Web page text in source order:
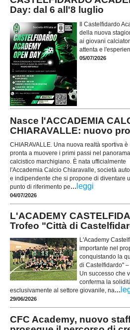
Day: dal 6 all'8 luglio
Il Castelfidardo
della nuova
ai giovani
attenta e
05/07/2026
Nasce l'ACCADEMIA
CHIARAVALLE: nuovo
CHIARAVALLE. Una nuova realtà sportiva è
pronta a muovere i primi passi nel panorama
calcistico marchigiano. È nata ufficialmente
l'Accademia Calcio Chiaravalle, società
e indipendente che si propone di diventare
punto di riferimento pe... leggi
04/07/2026
L'ACADEMY
Trofeo "Città di
L'Academy
importante nel
conquistando la
di Castelfidardo"
Un successo che
conferma la
esclusivamente al settore giovanile, na...
29/06/2026
CFC Academy, nuovo